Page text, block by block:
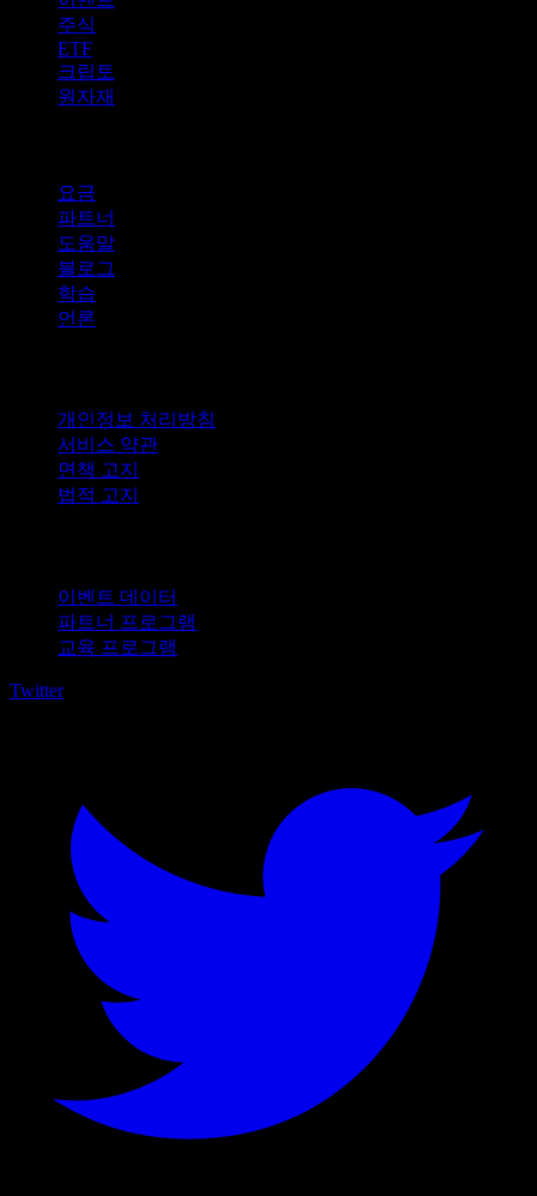
주식
ETF
크립토
원자재
요금
파트너
도움말
블로그
학습
언론
개인정보 처리방침
서비스 약관
면책 고지
법적 고지
이벤트 데이터
파트너 프로그램
교육 프로그램
Twitter